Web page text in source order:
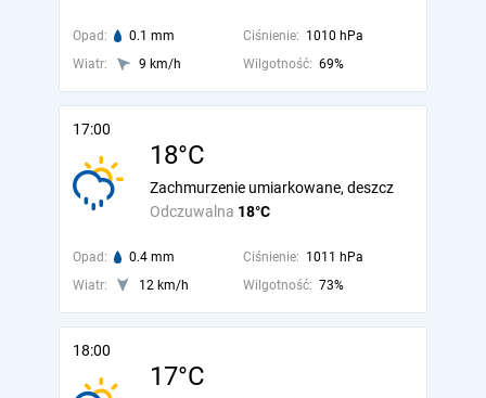
Opad: 0.1 mm Ciśnienie: 1010 hPa
Wiatr:
9 km/h Wilgotność: 69%
17:00
18°C
Odczuwalna 18°C
Zachmurzenie umiarkowane, deszcz
Opad: 0.4 mm Ciśnienie: 1011 hPa
Wiatr:
12 km/h Wilgotność: 73%
18:00
17°C